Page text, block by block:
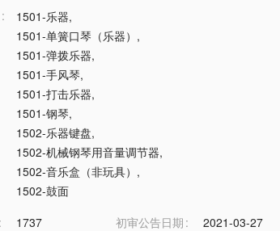
1501-乐器,
1501-单簧口琴（乐器） ,
1501-弹拨乐器,
1501-手风琴,
1501-打击乐器,
1501-钢琴,
1502-乐器键盘,
1502-机械钢琴用音量调节器,
1502-音乐盒（非玩具） ,
1502-鼓面
1737 初审公告日期 2021-03-27